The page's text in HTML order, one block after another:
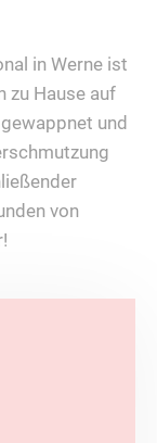
in Werne ist
zu Hause auf
und
von